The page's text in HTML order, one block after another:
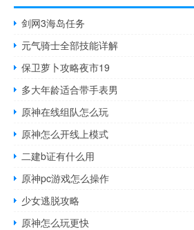
剑网3海岛任务
元气骑士全部技能详解
保卫萝卜攻略夜市19
多大年龄适合带手表男
原神在线组队怎么玩
原神怎么开线上模式
二建b证有什么用
原神pc游戏怎么操作
少女逃脱攻略
原神怎么玩更快